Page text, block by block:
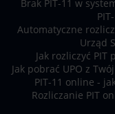
Brak PIT-11 w
Automatyczne
Urząd
Jak rozliczyć
Jak pobrać UPO z
PIT-11 online -
Rozliczanie PIT